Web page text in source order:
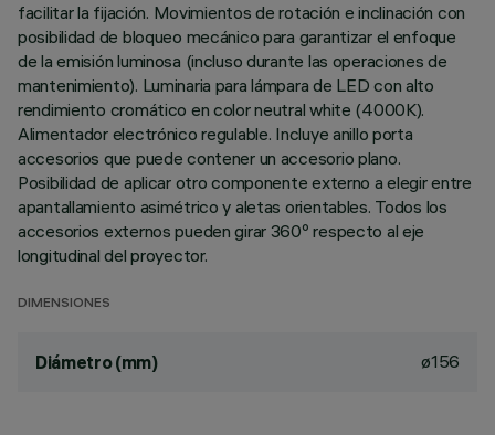
facilitar la fijación. Movimientos de rotación e inclinación con
posibilidad de bloqueo mecánico para garantizar el enfoque
de la emisión luminosa (incluso durante las operaciones de
mantenimiento). Luminaria para lámpara de LED con alto
rendimiento cromático en color neutral white (4000K).
Alimentador electrónico regulable. Incluye anillo porta
accesorios que puede contener un accesorio plano.
Posibilidad de aplicar otro componente externo a elegir entre
apantallamiento asimétrico y aletas orientables. Todos los
accesorios externos pueden girar 360º respecto al eje
longitudinal del proyector.
DIMENSIONES
Diámetro (mm) ø156